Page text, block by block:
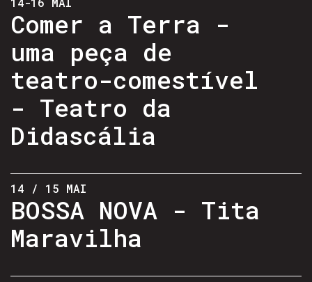
Comer a Terra -
uma peça de
teatro-comestível
- Teatro da
Didascália
14 / 15 MAI
BOSSA NOVA - Tita
Maravilha